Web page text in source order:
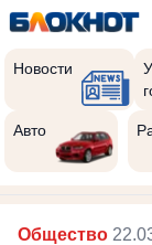
Новости
Авто
Общество